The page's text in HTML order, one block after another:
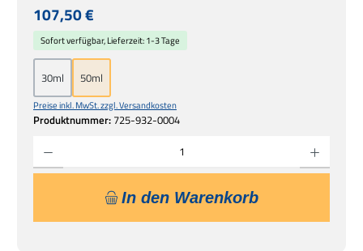
Regulärer Preis:
107,50 €
Preise inkl. MwSt. zzgl. Versandkosten
Produktnummer: 725-932-0004
Sofort verfügbar, Lieferzeit: 1-3 Tage
30ml 50ml
In den Warenkorb